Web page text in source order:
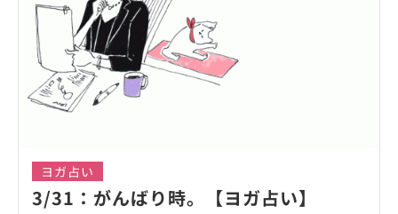
ヨガ占い
3/31：がんばり時。【ヨガ占い】